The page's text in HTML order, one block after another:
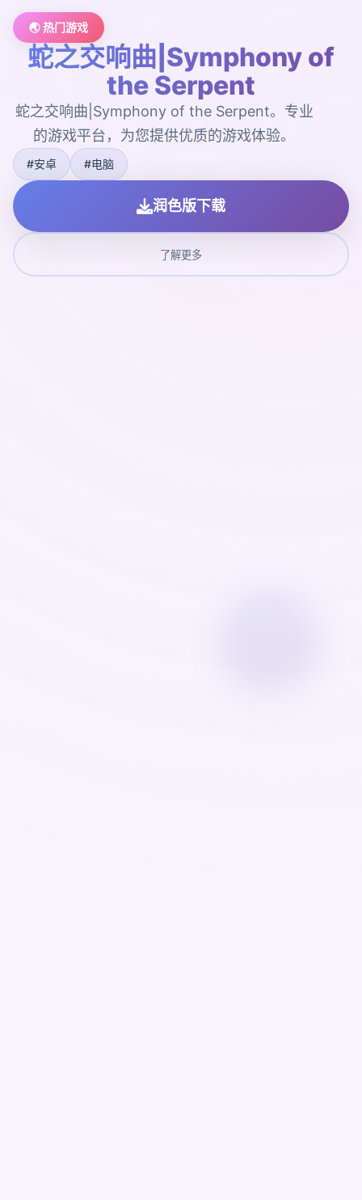
🌏 热门游戏
蛇之交响曲|Symphony of
the Serpent
蛇之交响曲|Symphony of the Serpent。专业
的游戏平台，为您提供优质的游戏体验。
#安卓 #电脑
润色版下载
了解更多